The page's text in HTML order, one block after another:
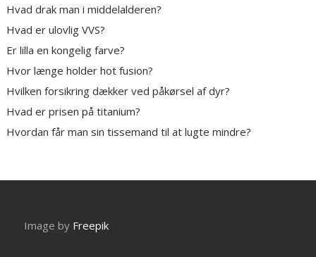
Hvad drak man i middelalderen?
Hvad er ulovlig VVS?
Er lilla en kongelig farve?
Hvor længe holder hot fusion?
Hvilken forsikring dækker ved påkørsel af dyr?
Hvad er prisen på titanium?
Hvordan får man sin tissemand til at lugte mindre?
Image by Freepik